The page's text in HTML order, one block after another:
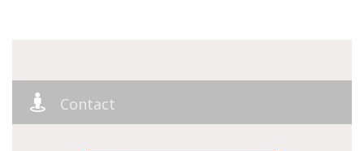
Contact